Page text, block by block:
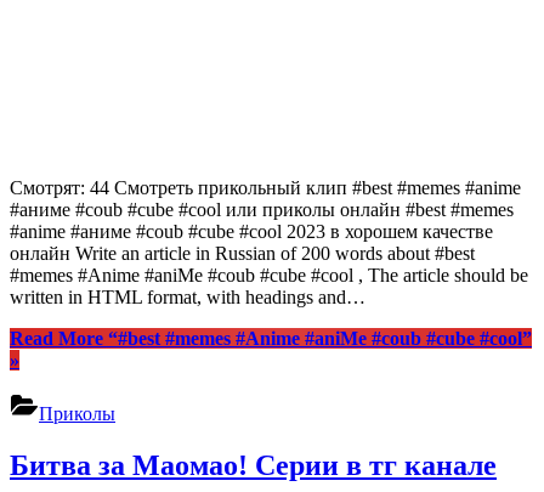
Смотрят: 44 Смотреть прикольный клип #best #memes #anime
#аниме #coub #cube #cool или приколы онлайн #best #memes
#anime #аниме #coub #cube #cool 2023 в хорошем качестве
онлайн Write an article in Russian of 200 words about #best
#memes #Anime #aniMe #coub #cube #cool , The article should be
written in HTML format, with headings and…
Read More “#best #memes #Anime #aniMe #coub #cube #cool”
»
Приколы
Битва за Маомао! Серии в тг канале